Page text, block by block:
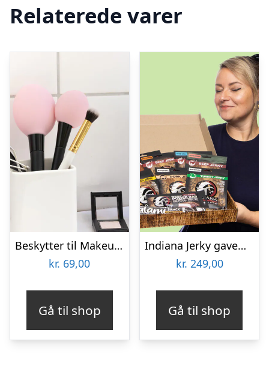
Relaterede varer
Beskytter til Makeupbørster 3-pak
kr. 69,00
Gå til shop
Indiana Jerky gaveæske
kr. 249,00
Gå til shop